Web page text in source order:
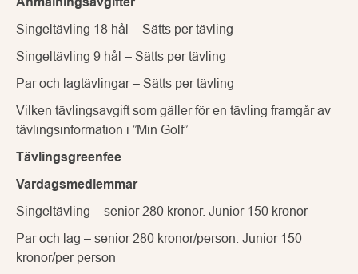
Singeltävling 18 hål – Sätts per tävling
Singeltävling 9 hål – Sätts per tävling
Par och lagtävlingar – Sätts per tävling
Vilken tävlingsavgift som gäller för en tävling framgår av
tävlingsinformation i ”Min Golf”
Tävlingsgreenfee
Vardagsmedlemmar
Singeltävling – senior 280 kronor. Junior 150 kronor
Par och lag – senior 280 kronor/person. Junior 150
kronor/per person